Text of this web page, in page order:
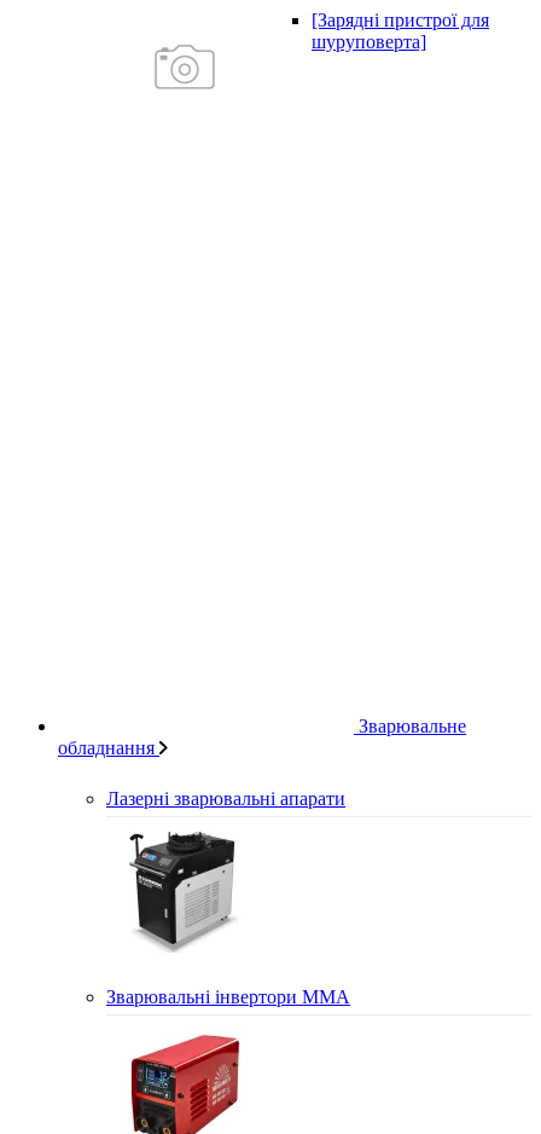
[Зарядні пристрої для
шуруповерта]
Зварювальне
обладнання
Лазерні зварювальні апарати
Зварювальні інвертори MMA